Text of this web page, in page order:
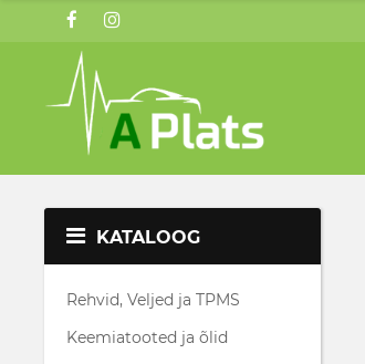
KATALOOG
Rehvid, Veljed ja TPMS
Keemiatooted ja õlid